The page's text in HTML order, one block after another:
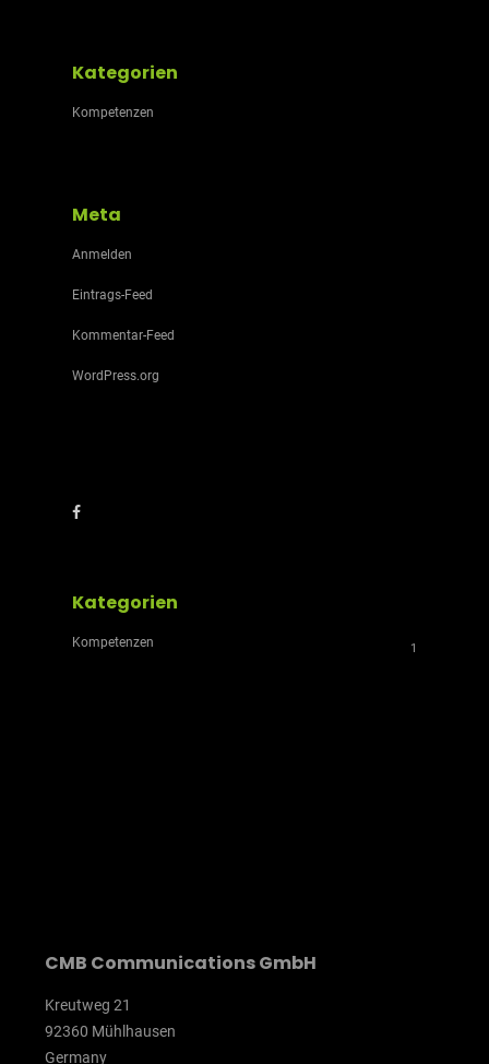
Kategorien
Kompetenzen
Meta
Anmelden
Eintrags-Feed
Kommentar-Feed
WordPress.org
Kategorien
Kompetenzen 1
CMB Communications GmbH
Kreutweg 21
92360 Mühlhausen
Germany